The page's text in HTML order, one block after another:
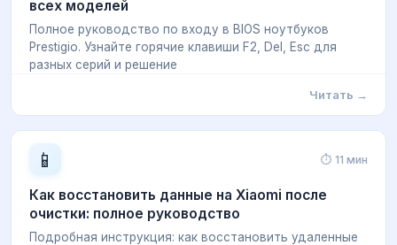
всех моделей
Полное руководство по входу в BIOS ноутбуков
Prestigio. Узнайте горячие клавиши F2, Del, Esc для
разных серий и решение
Читать →
📱 ⏱ 11 мин
Как восстановить данные на Xiaomi после
очистки: полное руководство
Подробная инструкция: как восстановить удаленные